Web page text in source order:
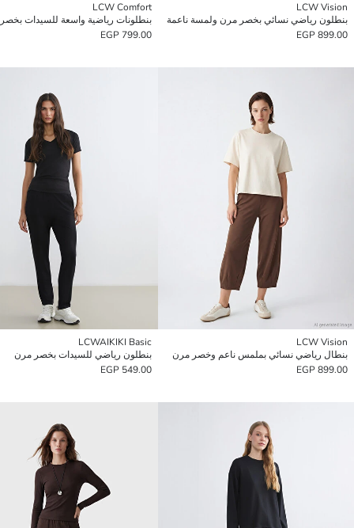
LCW Vision
بنطلون رياضي نسائي بخصر مرن ولمسة ناعمة
899.00 EGP
LCW Comfort
799.00 EGP
LCW Vision
بنطال رياضي نسائي بملمس ناعم وخصر مرن
899.00 EGP
LCWAIKIKI Basic
بنطلون رياضي للسيدات بخصر مرن
549.00 EGP